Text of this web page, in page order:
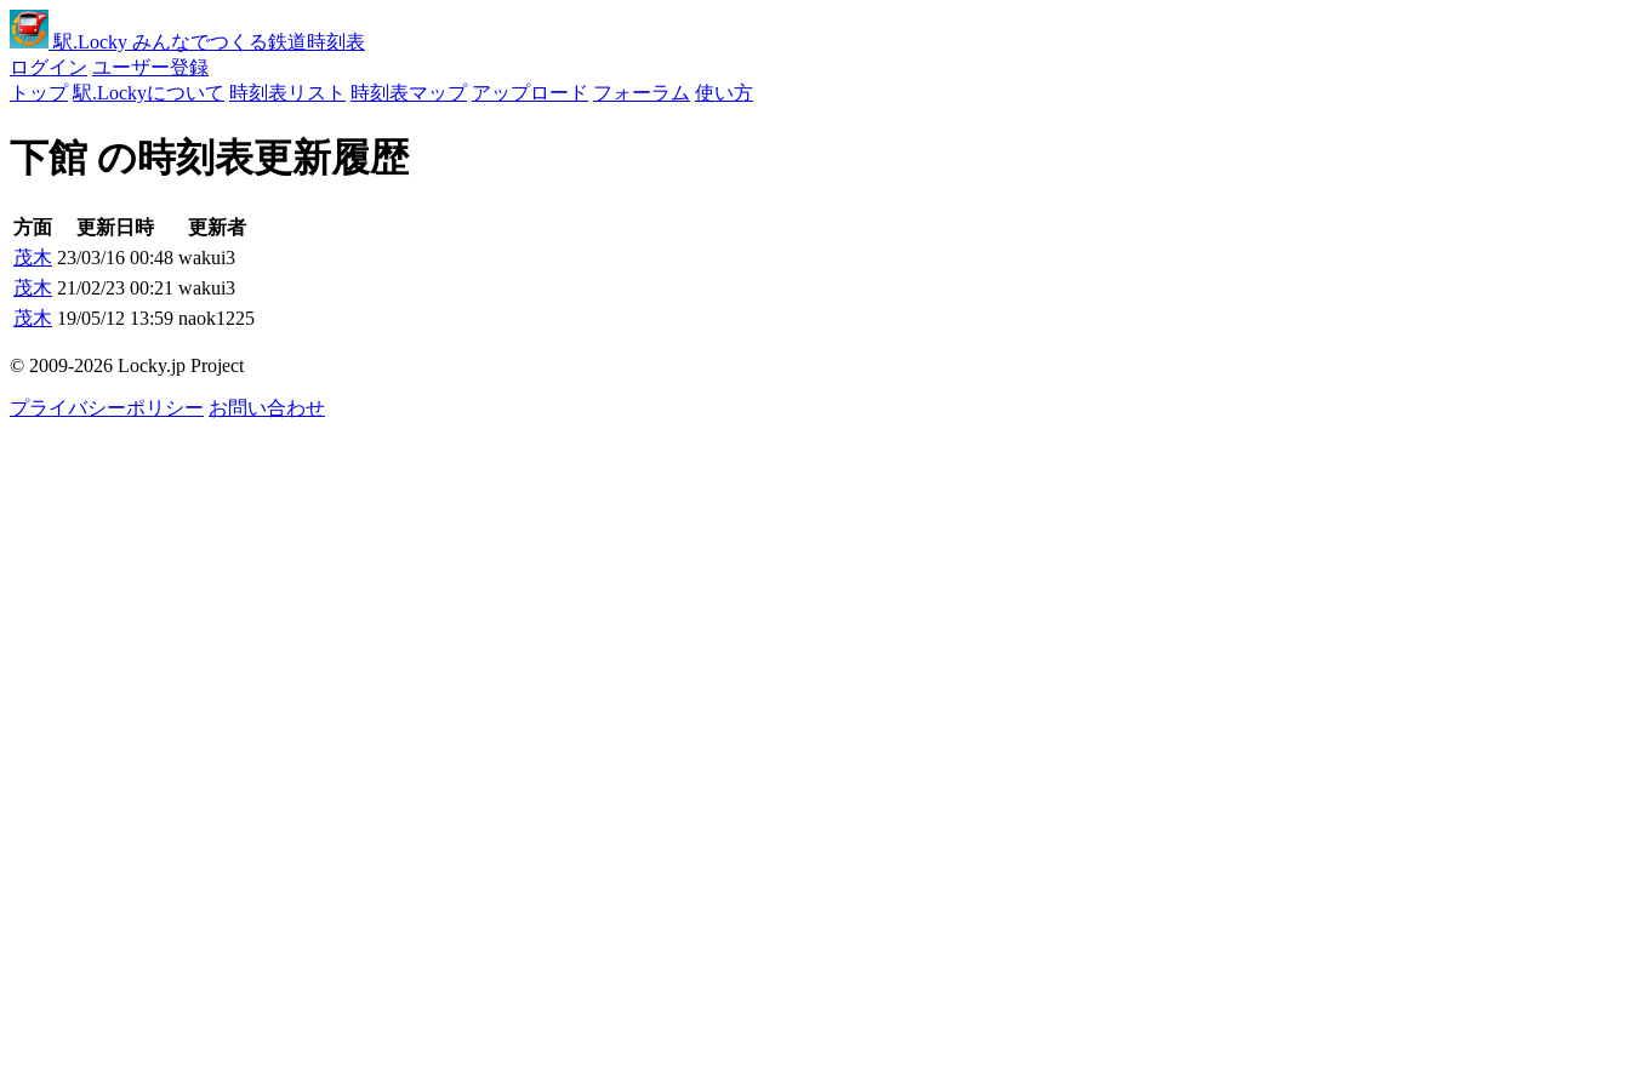
駅.Locky みんなでつくる鉄道時刻表
ログイン ユーザー登録
トップ 駅.Lockyについて 時刻表リスト 時刻表マップ アップロード フォーラム 使い方
下館 の時刻表更新履歴
方面 更新日時
更新者
茂木 23/03/16 00:48 wakui3
茂木 21/02/23 00:21 wakui3
茂木 19/05/12 13:59 naok1225
© 2009-2026 Locky.jp Project
プライバシーポリシー お問い合わせ